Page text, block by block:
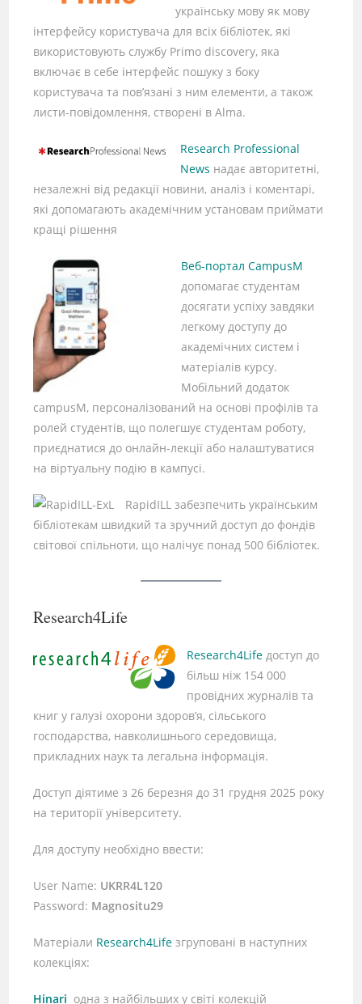
українську мову як мову
інтерфейсу користувача для всіх бібліотек, які
використовують службу Primo discovery, яка
включає в себе інтерфейс пошуку з боку
користувача та пов’язані з ним елементи, а також
листи-повідомлення, створені в Alma.
Research Professional
News надає авторитетні,
незалежні від редакції новини, аналіз і коментарі,
які допомагають академічним установам приймати
кращі рішення
Веб-портал CampusM
допомагає студентам
досягати успіху завдяки
легкому доступу до
академічних систем і
матеріалів курсу.
Мобільний додаток
campusM, персоналізований на основі профілів та
ролей студентів, що полегшує студентам роботу,
приєднатися до онлайн-лекції або налаштуватися
на віртуальну подію в кампусі.
RapidILL забезпечить українським
бібліотекам швидкий та зручний доступ до фондів
світової спільноти, що налічує понад 500 бібліотек.
Research4Life
Research4Life доступ до
більш ніж 154 000
провідних журналів та
книг у галузі охорони здоров’я, сільського
господарства, навколишнього середовища,
прикладних наук та легальна інформація.
Доступ діятиме з 26 березня до 31 грудня 2025 року
на території університету.
Для доступу необхідно ввести:
User Name: UKRR4L120
Password: Magnositu29
Матеріали Research4Life згруповані в наступних
колекціях:
Hinari одна з найбільших у світі колекцій